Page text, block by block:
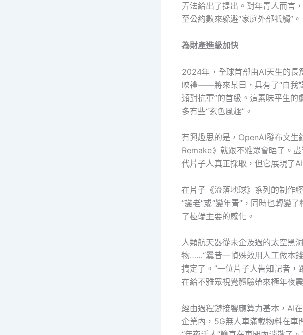
弄法給出了提出。對年青人而言
至公約數來躲避“家庭外部牴觸”。
為財產進級加快
2024年，全球首部由AI天生的長
映禮——將來某日，具有了“自我
類對抗軍”的首級。這素昧平生
多有些“玄色風趣”。
有興趣思的是，OpenAI發布文
Remake》就跟不雅眾會晤了。
代片子人真正採取，但它展現了
在片子《流落地球》系列的制作
“變老”或“變年青”，同時也轉變
了極端主要的感化。
人類航天器從未企及過的太空黑
物……“曩昔一幀殊效用人工做本
搞定了。”一位片子人告知記者，
在給不雅眾視覺體驗帶來極年夜
經由過程鏈接響應算力基本，AI
企業內，5G無人車滿載物料在車